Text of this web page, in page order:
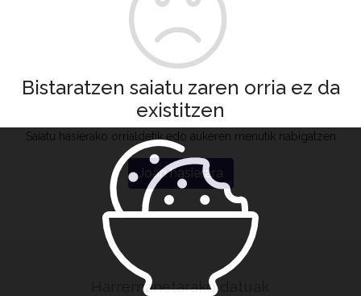
Bistaratzen saiatu zaren orria ez da
existitzen
Saiatu hasierako orrialdetik edo aukeren menutik nabigatzen
Joan hasierara
Harremanetarako datuak